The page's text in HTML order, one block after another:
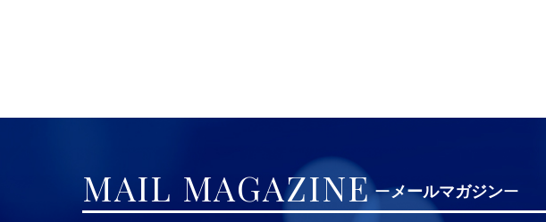
MAIL MAGAZINE メールマガジン